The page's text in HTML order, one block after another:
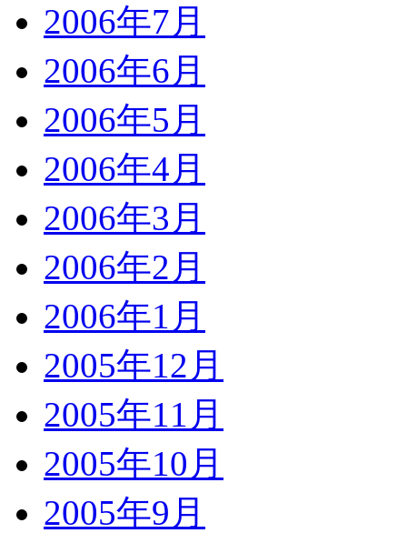
2006年7月
2006年6月
2006年5月
2006年4月
2006年3月
2006年2月
2006年1月
2005年12月
2005年11月
2005年10月
2005年9月